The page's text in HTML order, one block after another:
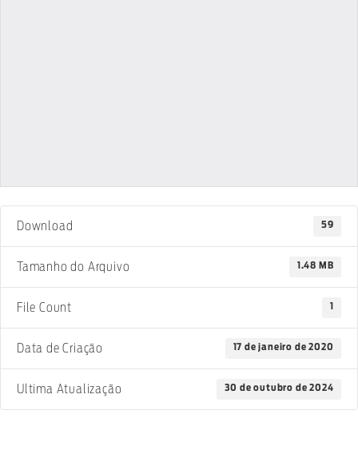
Download 59
Tamanho do Arquivo 1.48 MB
File Count 1
Data de Criação 17 de janeiro de 2020
Ultima Atualização 30 de outubro de 2024